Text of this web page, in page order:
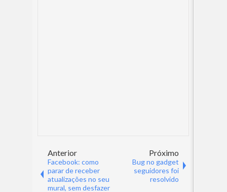
Anterior
Facebook: como
parar de receber
atualizações no seu
mural, sem desfazer
Próximo
Bug no gadget
seguidores foi
resolvido